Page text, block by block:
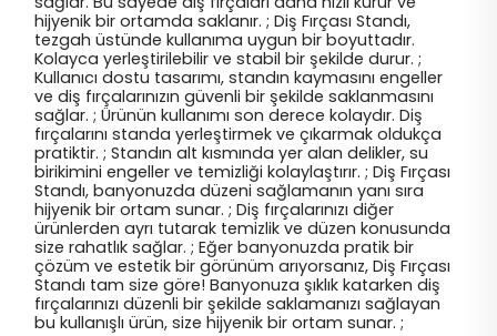
hijyenik bir ortamda saklanır. ; Diş Fırçası Standı,
tezgah üstünde kullanıma uygun bir boyuttadır.
Kolayca yerleştirilebilir ve stabil bir şekilde durur. ;
Kullanıcı dostu tasarımı, standın kaymasını engeller
ve diş fırçalarınızın güvenli bir şekilde saklanmasını
sağlar. ; Ürünün kullanımı son derece kolaydır. Diş
fırçalarını standa yerleştirmek ve çıkarmak oldukça
pratiktir. ; Standın alt kısmında yer alan delikler, su
birikimini engeller ve temizliği kolaylaştırır. ; Diş Fırçası
Standı, banyonuzda düzeni sağlamanın yanı sıra
hijyenik bir ortam sunar. ; Diş fırçalarınızı diğer
ürünlerden ayrı tutarak temizlik ve düzen konusunda
size rahatlık sağlar. ; Eğer banyonuzda pratik bir
çözüm ve estetik bir görünüm arıyorsanız, Diş Fırçası
Standı tam size göre! Banyonuza şıklık katarken diş
fırçalarınızı düzenli bir şekilde saklamanızı sağlayan
bu kullanışlı ürün, size hijyenik bir ortam sunar. ;